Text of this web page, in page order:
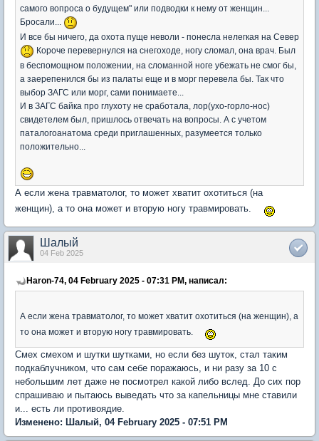
самого вопроса о будущем" или подводки к нему от женщин...
Бросали...
И все бы ничего, да охота пуще неволи - понесла нелегкая на Север
Короче перевернулся на снегоходе, ногу сломал, она врач. Был
в беспомощном положении, на сломанной ноге убежать не смог бы,
а заерепенился бы из палаты еще и в морг перевела бы. Так что
выбор ЗАГС или морг, сами понимаете...
И в ЗАГС байка про глухоту не сработала, лор(ухо-горло-нос)
свидетелем был, пришлось отвечать на вопросы. А с учетом
паталогоанатома среди приглашенных, разумеется только
положительно...
А если жена травматолог, то может хватит охотиться (на
женщин), а то она может и вторую ногу травмировать.
Шалый
04 Feb 2025
Haron-74, 04 February 2025 - 07:31 PM, написал:
А если жена травматолог, то может хватит охотиться (на женщин), а
то она может и вторую ногу травмировать.
Смех смехом и шутки шутками, но если без шуток, стал таким
подкаблучником, что сам себе поражаюсь, и ни разу за 10 с
небольшим лет даже не посмотрел какой либо вслед. До сих пор
спрашиваю и пытаюсь выведать что за капельницы мне ставили
и... есть ли противоядие.
Изменено: Шалый, 04 February 2025 - 07:51 PM